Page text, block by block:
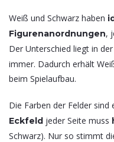
Weiß und Schwarz haben
Figurenanordnungen,
Der Unterschied liegt in der
immer. Dadurch erhält
beim Spielaufbau.
Die Farben der Felder sind
Eckfeld jeder Seite muss
Schwarz). Nur so stimmt